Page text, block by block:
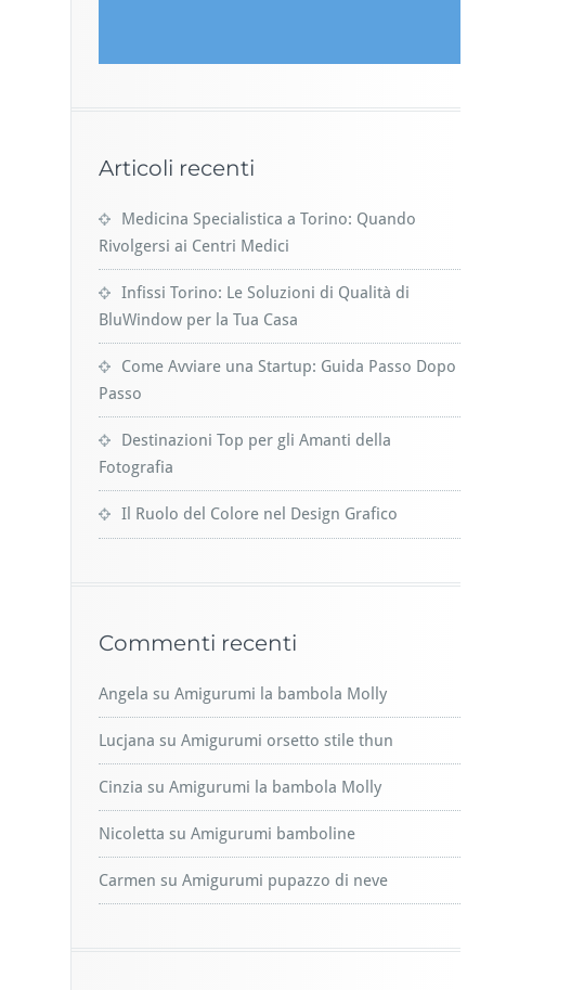
Articoli recenti
Medicina Specialistica a Torino: Quando
Rivolgersi ai Centri Medici
Infissi Torino: Le Soluzioni di Qualità di
BluWindow per la Tua Casa
Come Avviare una Startup: Guida Passo Dopo
Passo
Destinazioni Top per gli Amanti della
Fotografia
Il Ruolo del Colore nel Design Grafico
Commenti recenti
Angela su Amigurumi la bambola Molly
Lucjana su Amigurumi orsetto stile thun
Cinzia su Amigurumi la bambola Molly
Nicoletta su Amigurumi bamboline
Carmen su Amigurumi pupazzo di neve